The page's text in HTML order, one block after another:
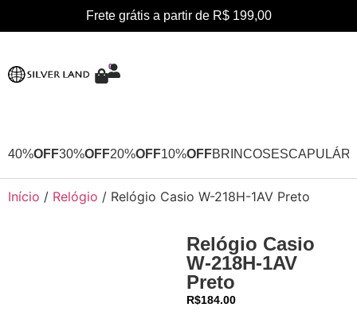
Frete grátis a partir de R$ 199,00
0
40%OFF30%OFF20%OFF10%OFFBRINCOS
Início / Relógio / Relógio Casio W-218H-1AV Preto
Relógio Casio
W-218H-1AV
Preto
R$184.00